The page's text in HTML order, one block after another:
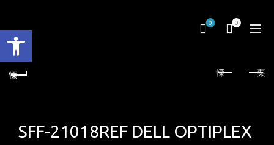
0 0
SFF-21018REF DELL OPTIPLEX
Ανοίξτε τη γραμμή εργαλείων